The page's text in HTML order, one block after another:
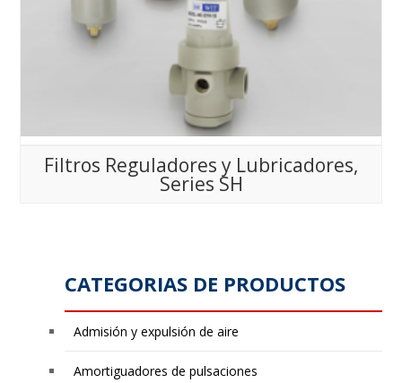
Filtros Reguladores y Lubricadores,
Series SH
CATEGORIAS DE PRODUCTOS
Admisión y expulsión de aire
Amortiguadores de pulsaciones